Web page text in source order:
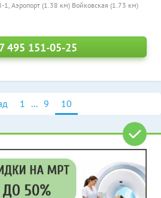
1, Аэропорт (1.38 км) Войковская (1.73 км)
495 151-05-25
1 ... 9 10